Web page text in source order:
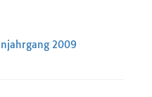
2009